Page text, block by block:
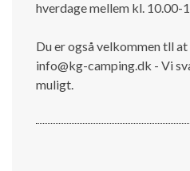
hverdage mellem kl. 10.00-
Du er også velkommen tll at
info@kg-camping.dk - Vi
muligt.